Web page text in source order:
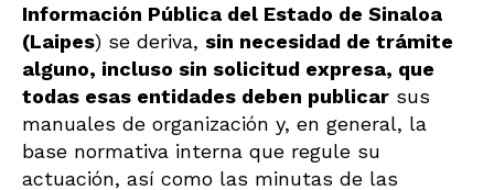
Información Pública del Estado de Sinaloa
(Laipes) se deriva, sin necesidad de trámite
alguno, incluso sin solicitud expresa, que
todas esas entidades deben publicar sus
manuales de organización y, en general, la
base normativa interna que regule su
actuación, así como las minutas de las